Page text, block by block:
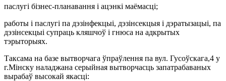
паслугі бізнес-планавання і ацэнкі маёмасці;
работы і паслугі па дэзінфекцыі, дэзінсекцыя і дэратызацыі, па
дэзінсекцыі супраць кляшчоў і гнюса на адкрытых
тэрыторыях.
Таксама на базе вытворчага ўпраўлення па вул. Гусоўскага,4 у
г.Мінску наладжана серыйная вытворчасць запатрабаваных
вырабаў высокай якасці: